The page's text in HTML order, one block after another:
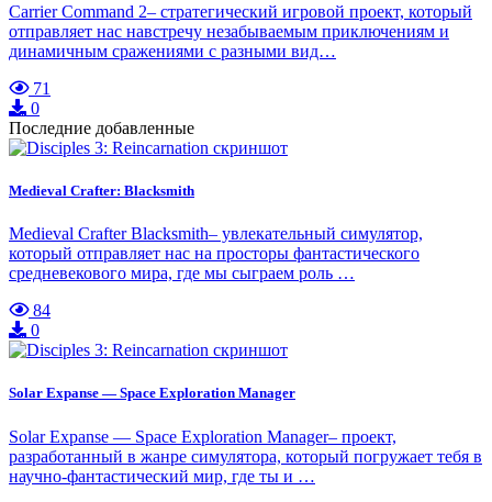
Carrier Command 2– стратегический игровой проект, который
отправляет нас навстречу незабываемым приключениям и
динамичным сражениями с разными вид…
71
0
Последние добавленные
Medieval Crafter: Blacksmith
Medieval Crafter Blacksmith– увлекательный симулятор,
который отправляет нас на просторы фантастического
средневекового мира, где мы сыграем роль …
84
0
Solar Expanse — Space Exploration Manager
Solar Expanse — Space Exploration Manager– проект,
разработанный в жанре симулятора, который погружает тебя в
научно-фантастический мир, где ты и …